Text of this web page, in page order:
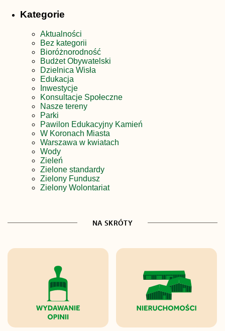
Kategorie
Aktualności
Bez kategorii
Bioróżnorodność
Budżet Obywatelski
Dzielnica Wisła
Edukacja
Inwestycje
Konsultacje Społeczne
Nasze tereny
Parki
Pawilon Edukacyjny Kamień
W Koronach Miasta
Warszawa w kwiatach
Wody
Zieleń
Zielone standardy
Zielony Fundusz
Zielony Wolontariat
NA SKRÓTY